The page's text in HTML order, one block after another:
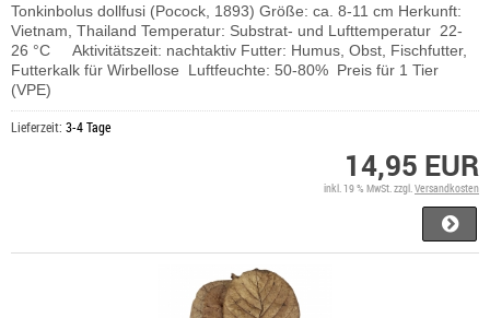
Tonkinbolus dollfusi (Pocock, 1893) Größe: ca. 8-11 cm Herkunft:
Vietnam, Thailand Temperatur: Substrat- und Lufttemperatur 22-
26 °C Aktivitätszeit: nachtaktiv Futter: Humus, Obst, Fischfutter,
Futterkalk für Wirbellose Luftfeuchte: 50-80% Preis für 1 Tier
(VPE)
Lieferzeit: 3-4 Tage
14,95 EUR
inkl. 19 % MwSt. zzgl. Versandkosten